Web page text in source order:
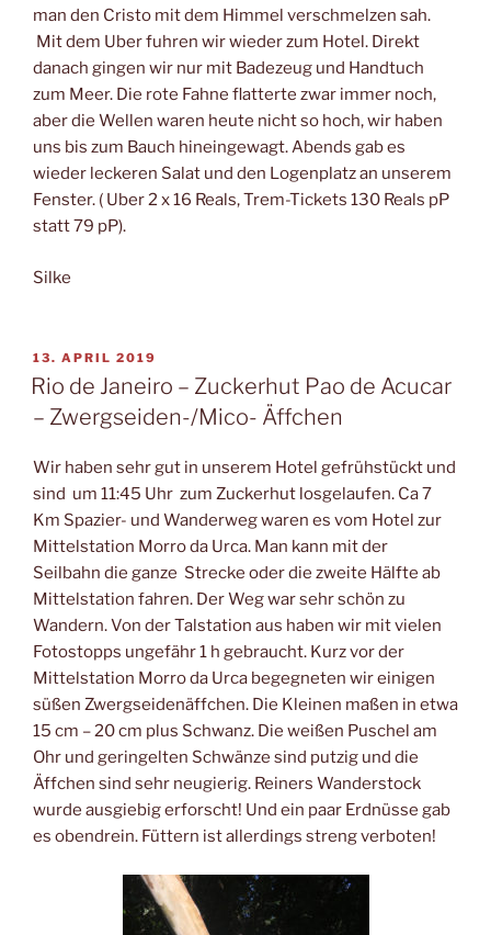
man den Cristo mit dem Himmel verschmelzen sah.
Mit dem Uber fuhren wir wieder zum Hotel. Direkt
danach gingen wir nur mit Badezeug und Handtuch
zum Meer. Die rote Fahne flatterte zwar immer noch,
aber die Wellen waren heute nicht so hoch, wir haben
uns bis zum Bauch hineingewagt. Abends gab es
wieder leckeren Salat und den Logenplatz an unserem
Fenster. ( Uber 2 x 16 Reals, Trem-Tickets 130 Reals pP
statt 79 pP).
Silke
VERÖFFENTLICHT
AM
13. APRIL 2019
Rio de Janeiro – Zuckerhut Pao de Acucar
– Zwergseiden-/Mico- Äffchen
Wir haben sehr gut in unserem Hotel gefrühstückt und
sind um 11:45 Uhr zum Zuckerhut losgelaufen. Ca 7
Km Spazier- und Wanderweg waren es vom Hotel zur
Mittelstation Morro da Urca. Man kann mit der
Seilbahn die ganze Strecke oder die zweite Hälfte ab
Mittelstation fahren. Der Weg war sehr schön zu
Wandern. Von der Talstation aus haben wir mit vielen
Fotostopps ungefähr 1 h gebraucht. Kurz vor der
Mittelstation Morro da Urca begegneten wir einigen
süßen Zwergseidenäffchen. Die Kleinen maßen in etwa
15 cm – 20 cm plus Schwanz. Die weißen Puschel am
Ohr und geringelten Schwänze sind putzig und die
Äffchen sind sehr neugierig. Reiners Wanderstock
wurde ausgiebig erforscht! Und ein paar Erdnüsse gab
es obendrein. Füttern ist allerdings streng verboten!